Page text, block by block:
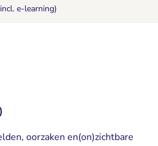
e-learning)
oorzaken en(on)zichtbare